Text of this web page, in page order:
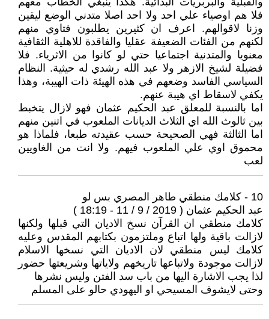
فلا هم اوصياء علي احد ولا احد اصلا متدني الوضع ليقين
وزنا لاقوالهم. اعرف ان كثيرين يطلبون فتاوي منهم
لكنهم من الفئات الضعيفة عقليا والفاقدة للاهلية الثقافية
معنويا والمتدنية اجتماعيا حتي لو كانوا من الاثرياء. فلا
فضيلة لشيخ الازهر ولا عبد الله رشدي له حيثية. النظام
السياسي الفاسد وضعهم في هذه الهيئة ذات الهيبة، وهذا
يكفي لاسقاط اي هيبة عنهم.
اما بالنسبة للمعلق عبد الحكيم عثمان فهو لازال يتخبط
بين ثالوث الله اي الثلاث الديانات الملعوب في اتنين منهم
اما الثالثة فهي الصحيحة حسب عقيدته طبعا، فلماذا هو
محموق اوي علي الملعوب فيهم. ولا انت من الغاويين
لعب
10 - كلامك منطقي طاهر المصري بس لو
عبد الحكيم عثمان ( 2019 / 9 / 11 - 18:19 )
كلامك منطقي ان القرآن نسخ الاديان التي قبلها ولكنها
لازالت باقية ولها اتباع وملتزمون بكتابهم المقدس وعليه
كلامك ليس منطقي لان الاديان التي نسخها الاسلام
لازالت موجودة ولاتباعها تاريخهم ولاياتها وشريعتها حضور
لذا يجب الاشارة اليها من باب سد الفتن وليس نشرها
وحتى لايشوف المسيحي او اليهودي حالو على المسلم